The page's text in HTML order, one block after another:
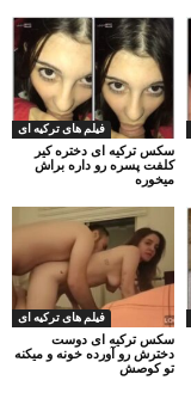
فیلم های ترکیه ای
سکس ترکیه ای دختره کیر
کلفت پسره رو داره براش
میخوره
فیلم های ترکیه ای
سکس ترکیه ای دوست
دخترش رو آورده خونه و میکنه
تو کوصش